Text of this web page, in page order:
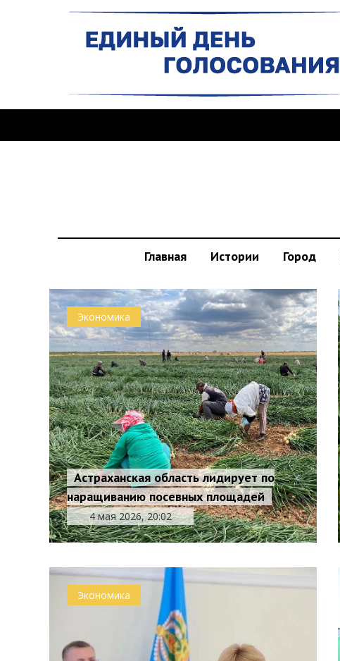
Главная Истории Город
Экономика
Астраханская область лидирует по
наращиванию посевных площадей
4 мая 2026, 20:02
Экономика